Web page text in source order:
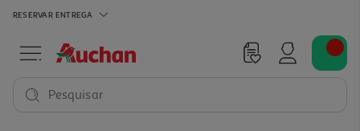
RESERVAR ENTREGA
Pesquisar